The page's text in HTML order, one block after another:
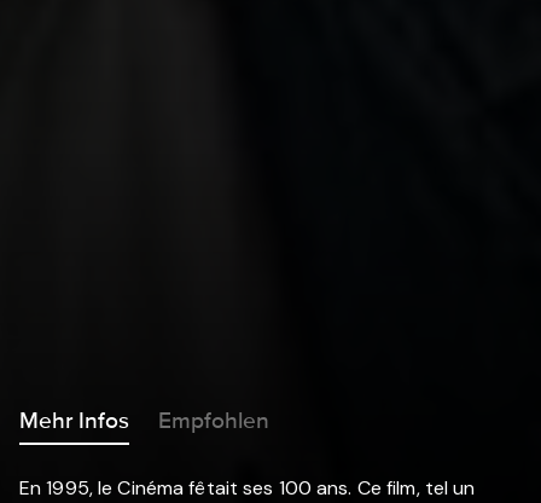
Mehr Infos Empfohlen
En 1995, le Cinéma fêtait ses 100 ans. Ce film, tel un